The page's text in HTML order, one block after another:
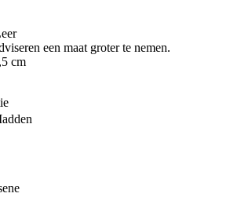
een maat groter te nemen.
cm